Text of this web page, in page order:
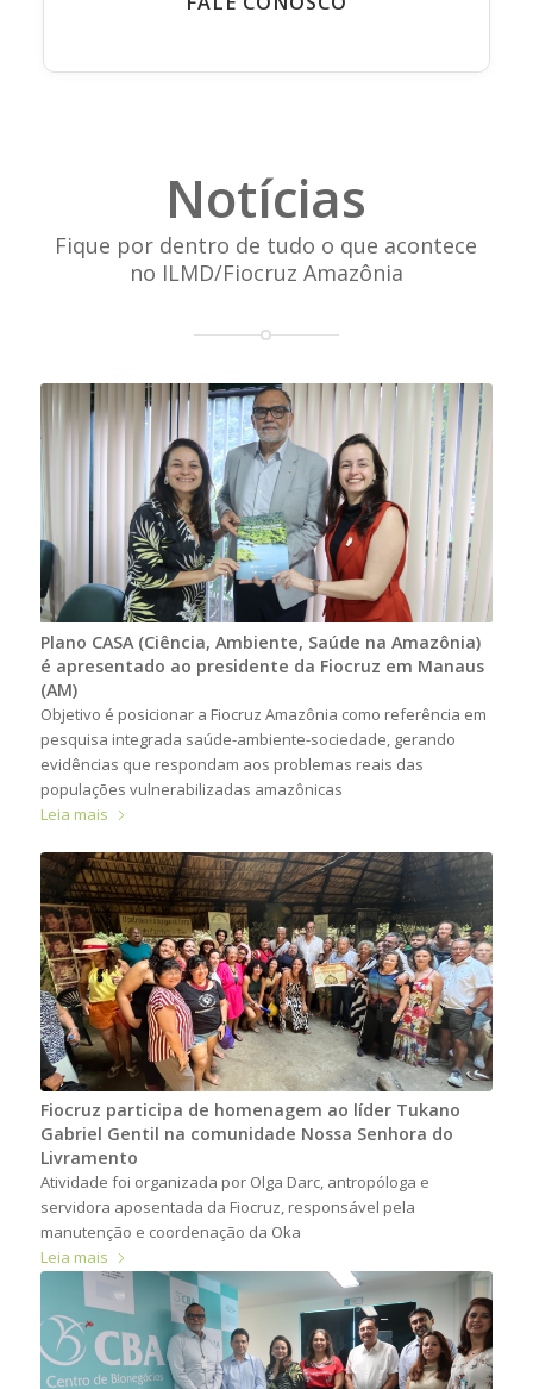
Notícias
Fique por dentro de tudo o que acontece
no ILMD/Fiocruz Amazônia
Plano CASA (Ciência, Ambiente, Saúde na Amazônia)
é apresentado ao presidente da Fiocruz em Manaus
(AM)
Objetivo é posicionar a Fiocruz Amazônia como referência em
pesquisa integrada saúde-ambiente-sociedade, gerando
evidências que respondam aos problemas reais das
populações vulnerabilizadas amazônicas
Leia mais
Fiocruz participa de homenagem ao líder Tukano
Gabriel Gentil na comunidade Nossa Senhora do
Livramento
Atividade foi organizada por Olga Darc, antropóloga e
servidora aposentada da Fiocruz, responsável pela
manutenção e coordenação da Oka
Leia mais